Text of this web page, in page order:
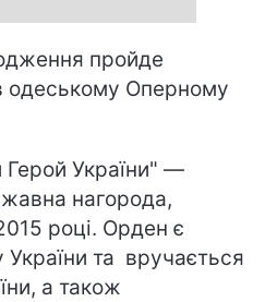
пройде
одеському Оперному
України" —
нагорода,
році. Орден є
України та вручається
а також